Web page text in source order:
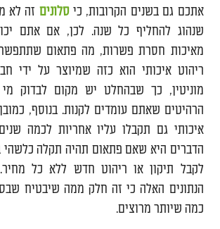
אתכם גם בשנים הקרובות, כיסלונים זה לא
שנהוג להחליף כל שנה. לכן, אם אתם
מאיכות חסרת פשרות, מה פתאום
ריהוט איכותי הוא כזה שמיוצר על ידי
מוניטין, כך שבהחלט יש מקום לבדוק
הרהיטים שאתם עומדים לקנות. בנוסף,
איכותי גם תקבלו עליו אחריות לכמה
הדברים היא שאם פתאום תהיה תקלה כלשהי
לקבל תיקון או ריהוט חדש ללא כל
הנתונים האלה כי זה חלק ממה שיבטיח
כמה שיותר מרוצים.